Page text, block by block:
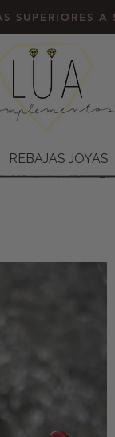
SUPERIORES
REBAJAS JOYAS